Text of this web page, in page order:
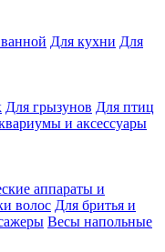
Для кухни Для
Для грызунов Для птиц
и аксессуары
аппараты и
волос Для бритья и
Весы напольные